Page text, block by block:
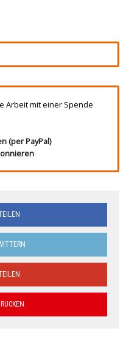
Arbeit mit einer Spende
(per PayPal)